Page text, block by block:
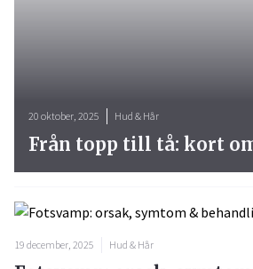
19 december, 2025 Hud & Hår
20 oktober, 2025 Hud & Hår
Från topp till tå: kort